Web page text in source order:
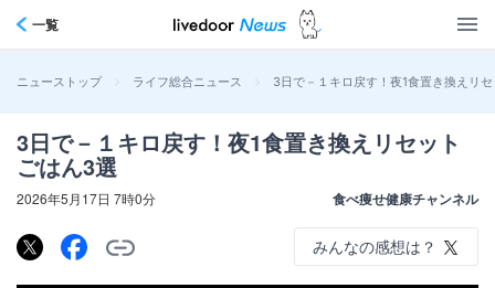
一覧
ニューストップ > ライフ総合ニュース > 3日で－１キロ戻す！夜1食置き換えリ
3日で－１キロ戻す！夜1食置き換えリセット
ごはん3選
2026年5月17日 7時0分 食べ痩せ健康チャンネル
みんなの感想は？